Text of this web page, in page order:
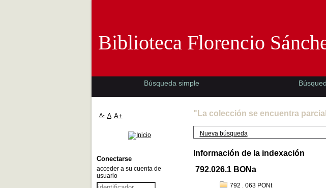
"La colección se encuentra
Nueva búsqueda
Información de la indexación
792.026.1 BONa
792 . 063 PONt
Biblioteca Florencio
Búsqueda simple
A- A A+
Conectarse
acceder a su cuenta de
usuario